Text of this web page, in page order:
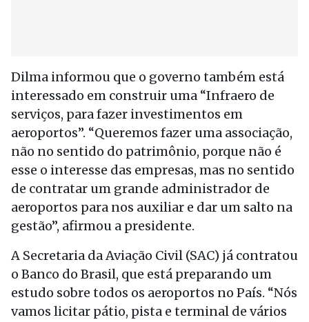
Dilma informou que o governo também está
interessado em construir uma “Infraero de
serviços, para fazer investimentos em
aeroportos”. “Queremos fazer uma associação,
não no sentido do patrimônio, porque não é
esse o interesse das empresas, mas no sentido
de contratar um grande administrador de
aeroportos para nos auxiliar e dar um salto na
gestão”, afirmou a presidente.
A Secretaria da Aviação Civil (SAC) já contratou
o Banco do Brasil, que está preparando um
estudo sobre todos os aeroportos no País. “Nós
vamos licitar pátio, pista e terminal de vários